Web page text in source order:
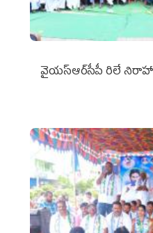
వైయ‌స్ఆర్‌సీపీ రిలే నిరాహార